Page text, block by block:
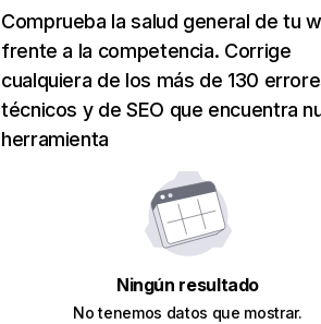
Comprueba la salud general de tu
frente a la competencia. Corrige
cualquiera de los más de 130
técnicos y de SEO que encuentra
herramienta
Ningún resultado
No tenemos datos que mostrar.